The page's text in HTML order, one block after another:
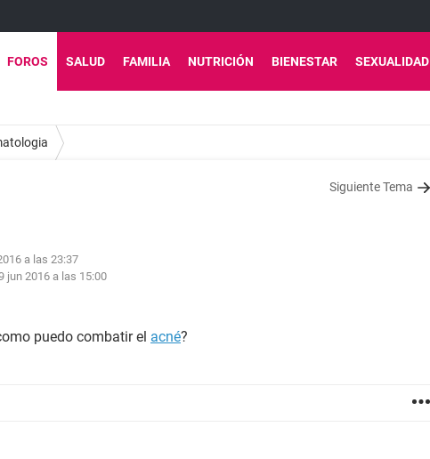
FOROS SALUD FAMILIA NUTRICIÓN BIENESTAR SEXUALIDAD
Siguiente Tema
a las 23:37
jun 2016 a las 15:00
puedo combatir el acné?